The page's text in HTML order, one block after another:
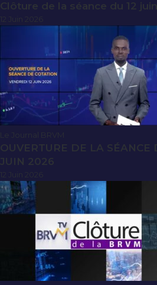
Clôture de la séance du 12
Le Journal BRVM
OUVERTURE DE LA SÉANCE
JUIN 2026